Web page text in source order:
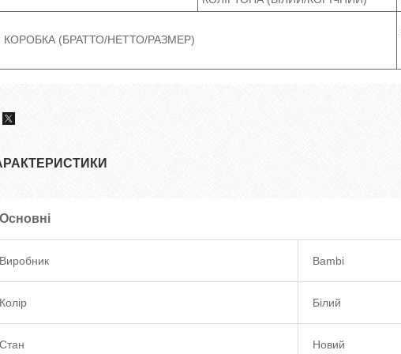
КОРОБКА (БРАТТО/НЕТТО/РАЗМЕР)
Основні
Виробник Bambi
Колір Білий
Стан Новий